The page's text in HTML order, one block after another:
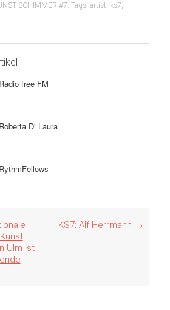
SCHIMMER #7. Tags: artist, ks7,
free FM
Di Laura
Ulm ist
KS7: Alf Herrmann →